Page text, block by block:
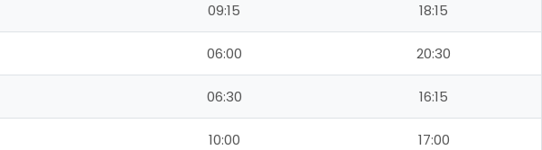
09:15 18:15
06:00 20:30
06:30 16:15
10:00 17:00